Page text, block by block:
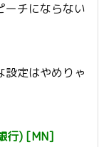
ーチにならない
設定はやめりゃ
行) [MN]